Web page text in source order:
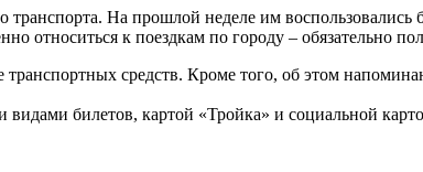
На прошлой неделе им воспользовались
относиться к поездкам по городу – обязательно
средств. Кроме того, об этом
билетов, картой «Тройка» и социальной